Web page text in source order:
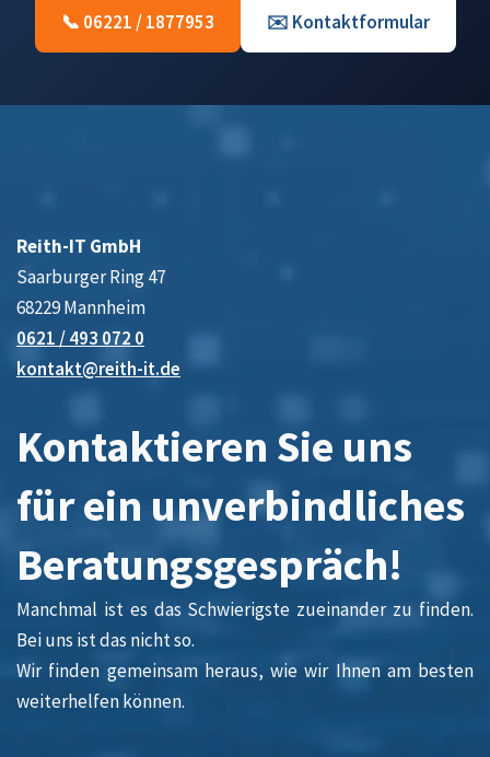
📞 06221 / 1877953 ✉️ Kontaktformular
Reith-IT GmbH
Saarburger Ring 47
68229 Mannheim
0621 / 493 072 0
kontakt@reith-it.de
Kontaktieren Sie uns
für ein unverbindliches
Beratungsgespräch!
Manchmal ist es das Schwierigste zueinander zu finden.
Bei uns ist das nicht so.
Wir finden gemeinsam heraus, wie wir Ihnen am besten
weiterhelfen können.